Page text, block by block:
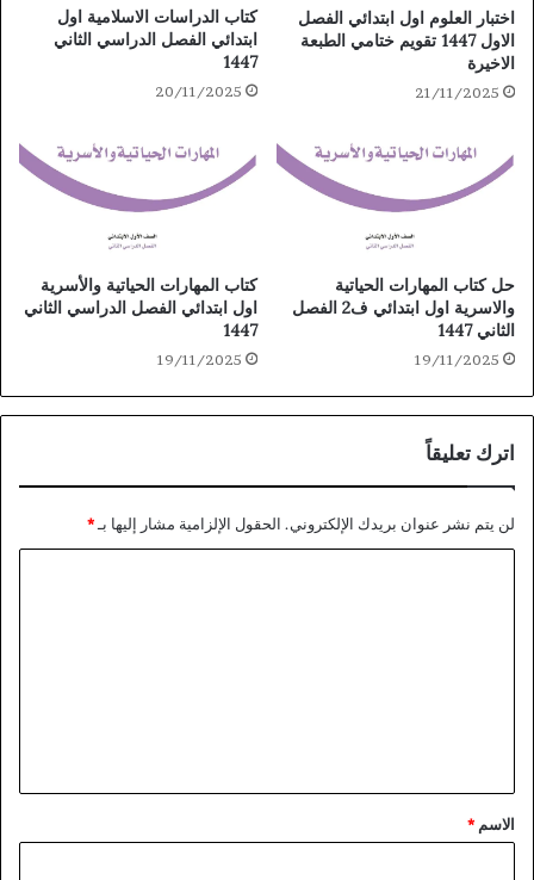
اختبار العلوم اول ابتدائي الفصل
الاول 1447 تقويم ختامي الطبعة
الاخيرة
21/11/2025
كتاب الدراسات الاسلامية اول
ابتدائي الفصل الدراسي الثاني
1447
20/11/2025
حل كتاب المهارات الحياتية
والاسرية اول ابتدائي ف2 الفصل
الثاني 1447
19/11/2025
كتاب المهارات الحياتية والأسرية
اول ابتدائي الفصل الدراسي الثاني
1447
19/11/2025
اترك تعليقاً
لن يتم نشر عنوان بريدك الإلكتروني. الحقول الإلزامية مشار إليها بـ*
*
الاسم *